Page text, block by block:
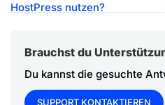
HostPress nutzen?
Brauchst du
Du kannst die gesuchte
SUPPORT KONTAKTIEREN